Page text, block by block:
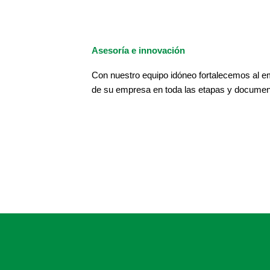
Asesoría e innovación
Con nuestro equipo idóneo fortalecemos al
de su empresa en toda las etapas y